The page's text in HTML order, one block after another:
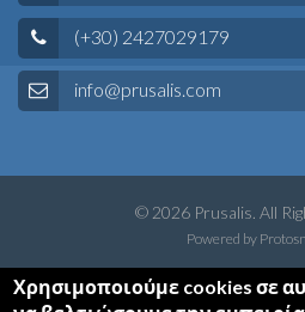
(+30) 2427029179
info@prusalis.com
© 2026 Prusalis. All
Powered by
Χρησιμοποιούμε cookies σε